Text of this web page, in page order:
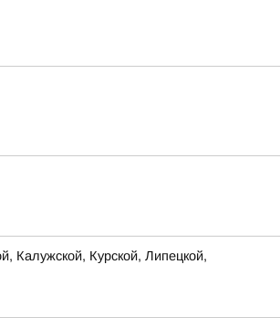
Калужской, Курской, Липецкой,